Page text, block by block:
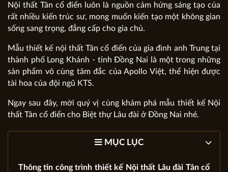
Nội thất Tân cổ điển luôn là nguồn cảm hứng sáng tạo của
rất nhiều kiến trúc sư, mong muốn kiến tạo một không gian
sống sang trọng, đẳng cấp cho gia chủ.
Mẫu thiết kế nội thất Tân cổ điển của gia đình anh Trung tại
thành phố Long Khánh - tỉnh Đồng Nai là một trong những
sản phẩm vô cùng tâm đắc của Apollo Việt, thể hiện được
tài hoa của đội ngũ KTS.
Ngay sau đây, mời quý vị cùng khám phá mẫu thiết kế Nội
thất Tân cổ điển cho Biệt thự Lâu đài ở Đồng Nai nhé.
MỤC LỤC
Thông tin công trình thiết kế Nội thất Lâu đài Tân cổ